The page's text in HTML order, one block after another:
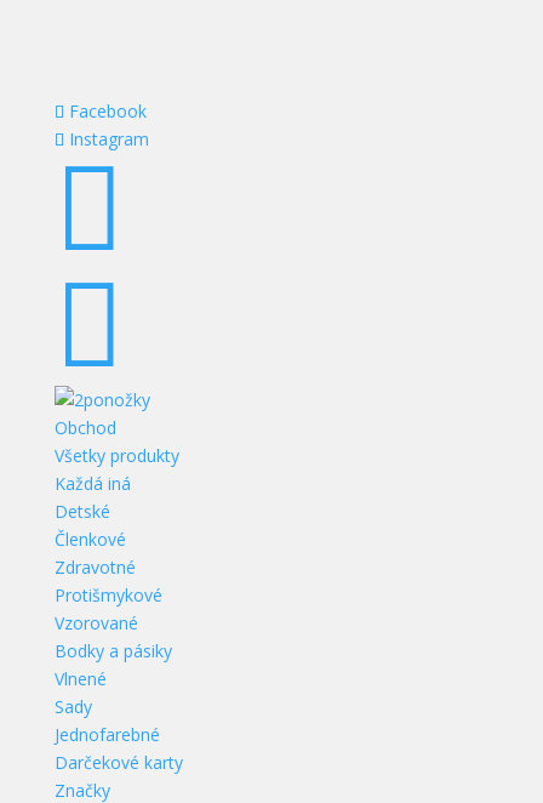
Facebook
Instagram


Obchod
Všetky produkty
Každá iná
Detské
Členkové
Zdravotné
Protišmykové
Vzorované
Bodky a pásiky
Vlnené
Sady
Jednofarebné
Darčekové karty
Značky